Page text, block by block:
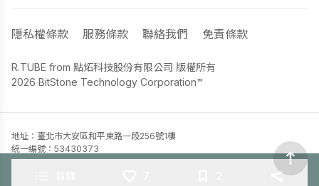
R.TUBE from 點炻科技股份有限公司 版權所有
2026 BitStone Technology Corporation™
隱私權條款 服務條款 聯絡我們 免責條款
地址：臺北市大安區和平東路一段256號1樓
統一編號：53430373
聯絡電話：02-33652335